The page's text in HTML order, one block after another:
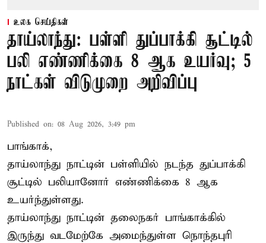
உலக செய்திகள்
தாய்லாந்து: பள்ளி துப்பாக்கி சூட்டில்
பலி எண்ணிக்கை 8 ஆக உயர்வு; 5
நாட்கள் விடுமுறை அறிவிப்பு
Published on: 08 Aug 2026, 3:49 pm
பாங்காக்,
தாய்லாந்து நாட்டின் பள்ளியில் நடந்த துப்பாக்கி
சூட்டில் பலியானோர் எண்ணிக்கை 8 ஆக
உயர்ந்துள்ளது.
தாய்லாந்து நாட்டின் தலைநகர் பாங்காக்கில்
இருந்து வடமேற்கே அமைந்துள்ள நொந்தபுரி